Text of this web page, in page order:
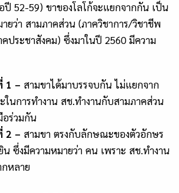
ปี 52-59) ขาของโลโก้จะแยกจากกัน เป็น
ยว่า สามภาคส่วน (ภาควิชาการ/วิชาชีพ
คประชาสังคม) ซึ่งมาในปี 2560 มีความ
1 – สามขาได้มาบรรจบกัน ไม่แยกจาก
ในการทำงาน สช.ทำงานกับสามภาคส่วน
อร่วมกัน
2 – สามขา ตรงกับลักษณะของตัวอักษร
ซึ่งมีความหมายว่า คน เพราะ สช.ทำงาน
หลาย